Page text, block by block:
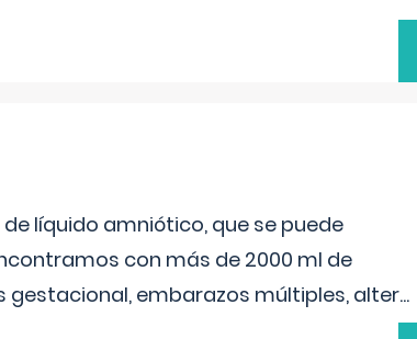
líquido amniótico, que se puede
con más de 2000 ml de
gestacional, embarazos múltiples, alter...